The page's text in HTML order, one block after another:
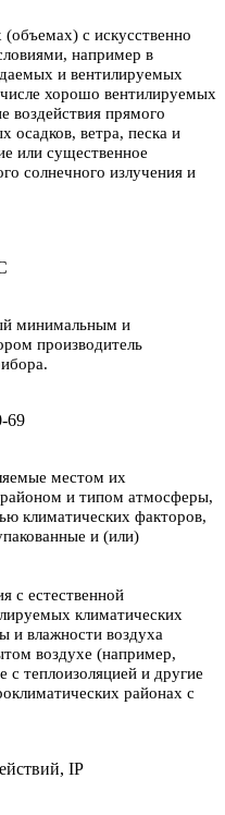
с искусственно
например в
и вентилируемых
хорошо вентилируемых
воздействия прямого
осадков, ветра, песка и
или существенное
солнечного излучения и
минимальным и
производитель
69
местом их
и типом атмосферы,
климатических факторов,
и (или)
с естественной
климатических
и влажности воздуха
воздухе (например,
с теплоизоляцией и другие
районах с
IP